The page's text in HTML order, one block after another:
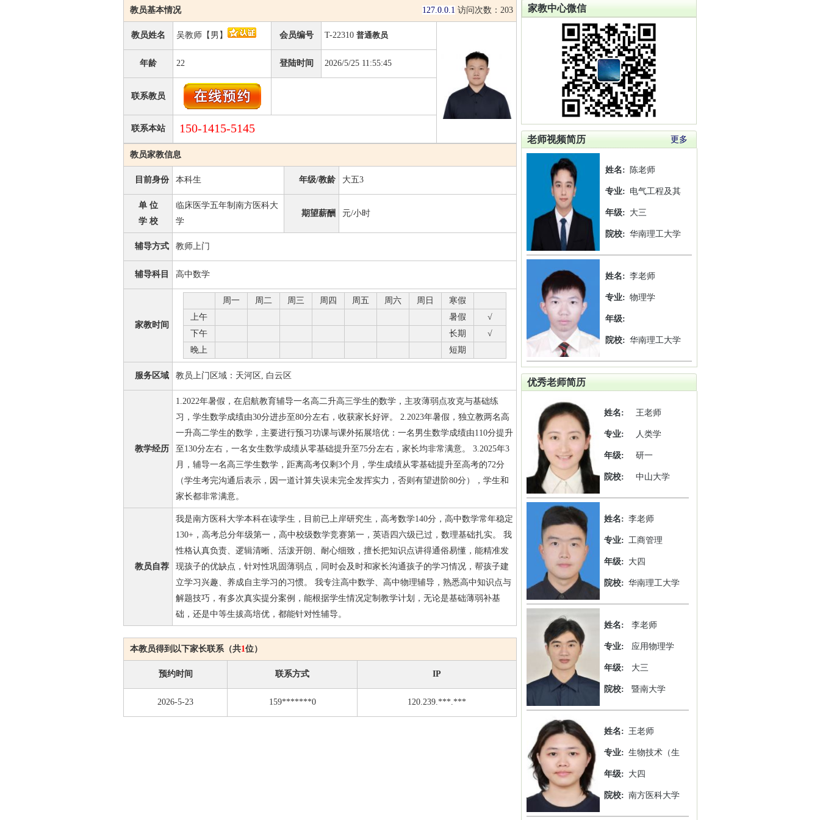
教员基本情况 127.0.0.1 访问次数： 203
教员姓名 吴教师【男】 会员编号 T-22310 普通教员
年龄 22 登陆时间 2026/5/25 11:55:45
联系教员
联系本站 150-1415-5145
教员家教信息
目前身份 本科生 年级/教龄 大五3
单 位
学 校
临床医学五年制南方医科大
学
期望薪酬 元/小时
辅导方式 教师上门
辅导科目 高中数学
家教时间
周一 周二 周三 周四 周五 周六 周日
寒假
上午
暑假
√
下午
长期
√
晚上
短期
服务区域 教员上门区域：天河区, 白云区
教学经历
1.2022年暑假，在启航教育辅导一名高二升高三学生的数学，主攻薄弱点攻克与基础练
习，学生数学成绩由30分进步至80分左右，收获家长好评。 2.2023年暑假，独立教两名高
一升高二学生的数学，主要进行预习功课与课外拓展培优：一名男生数学成绩由110分提升
至130分左右，一名女生数学成绩从零基础提升至75分左右，家长均非常满意。 3.2025年3
月，辅导一名高三学生数学，距离高考仅剩3个月，学生成绩从零基础提升至高考的72分
（学生考完沟通后表示，因一道计算失误未完全发挥实力，否则有望进阶80分），学生和
家长都非常满意。
教员自荐
我是南方医科大学本科在读学生，目前已上岸研究生，高考数学140分，高中数学常年稳定
130+，高考总分年级第一，高中校级数学竞赛第一，英语四六级已过，数理基础扎实。 我
性格认真负责、逻辑清晰、活泼开朗、耐心细致，擅长把知识点讲得通俗易懂，能精准发
现孩子的优缺点，针对性巩固薄弱点，同时会及时和家长沟通孩子的学习情况，帮孩子建
立学习兴趣、养成自主学习的习惯。 我专注高中数学、高中物理辅导，熟悉高中知识点与
解题技巧，有多次真实提分案例，能根据学生情况定制教学计划，无论是基础薄弱补基
础，还是中等生拔高培优，都能针对性辅导。
本教员得到以下家长联系（共1位）
预约时间 联系方式 IP
2026-5-23 159*******0 120.239.***.***
家教中心微信
老师视频简历 更多
姓名: 陈老师
专业: 电气工程及其
年级: 大三
院校: 华南理工大学
姓名: 李老师
专业: 物理学
年级:
院校: 华南理工大学
优秀老师简历
姓名: 王老师
专业: 人类学
年级: 研一
院校: 中山大学
姓名: 李老师
专业: 工商管理
年级: 大四
院校: 华南理工大学
姓名: 李老师
专业: 应用物理学
年级: 大三
院校: 暨南大学
姓名: 王老师
专业: 生物技术（生
年级: 大四
院校: 南方医科大学